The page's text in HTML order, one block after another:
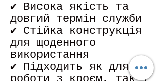
✔ Висока якість та
довгий термін служби
✔ Стійка конструкція
для щоденного
використання
✔ Підходить як для